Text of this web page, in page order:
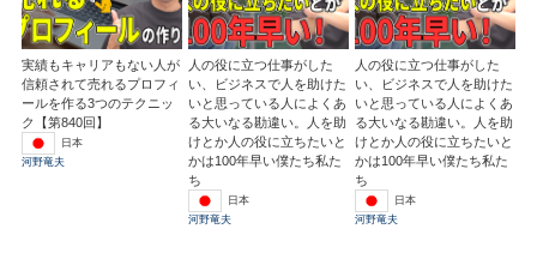
実績もキャリアもない人が
信頼されて売れるプロフィ
ールを作る3つのテクニッ
ク【第840回】
日本
河野竜夫
人の役に立つ仕事がした
い、ビジネスで人を助けた
いと思っている人によくあ
る大いなる勘違い。人を助
けとか人の役に立ちたいと
かは100年早い僕たち私た
ち
日本
河野竜夫
人の役に立つ仕事がした
い、ビジネスで人を助けた
いと思っている人によくあ
る大いなる勘違い。人を助
けとか人の役に立ちたいと
かは100年早い僕たち私た
ち
日本
河野竜夫